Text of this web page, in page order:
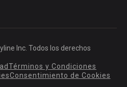
Inc. Todos los derechos
Términos y Condiciones
Consentimiento de Cookies